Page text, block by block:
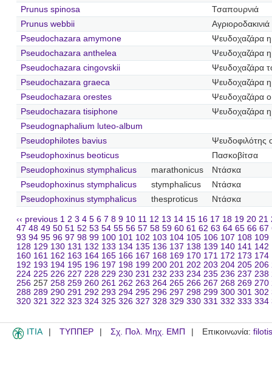
Prunus spinosa
Τσαπουρνιά
Prunus webbii
Αγριοροδακινιά
Pseudochazara amymone
Ψευδοχαζάρα
Pseudochazara anthelea
Ψευδοχαζάρα
Pseudochazara cingovskii
Ψευδοχαζάρα
Pseudochazara graeca
Ψευδοχαζάρα η
Pseudochazara orestes
Ψευδοχαζάρα
Pseudochazara tisiphone
Ψευδοχαζάρα
Pseudognaphalium luteo-album
Pseudophilotes bavius
Ψευδοφιλότης
Pseudophoxinus beoticus
Πασκοβίτσα
Pseudophoxinus stymphalicus
marathonicus
Ντάσκα
Pseudophoxinus stymphalicus
stymphalicus
Ντάσκα
Pseudophoxinus stymphalicus
thesproticus Ντάσκα
‹‹ previous 1 2 3 4 5 6 7 8 9 10 11 12 13 14 15 16 17 18 19 20 21
47 48 49 50 51 52 53 54 55 56 57 58 59 60 61 62 63 64 65 66 67
93 94 95 96 97 98 99 100 101 102 103 104 105 106 107 108 109
128 129 130 131 132 133 134 135 136 137 138 139 140 141 142
160 161 162 163 164 165 166 167 168 169 170 171 172 173 174
192 193 194 195 196 197 198 199 200 201 202 203 204 205 206
224 225 226 227 228 229 230 231 232 233 234 235 236 237 238
256 257 258 259 260 261 262 263 264 265 266 267 268 269 270
288 289 290 291 292 293 294 295 296 297 298 299 300 301 302
320 321 322 323 324 325 326 327 328 329 330 331 332 333 334
ITIA ΤΥΠΠΕΡ Σχ. Πολ. Μηχ. ΕΜΠ Επικοινωνία: